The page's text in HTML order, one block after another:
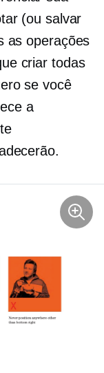
(ou salvar
as operações
criar todas
se você
a